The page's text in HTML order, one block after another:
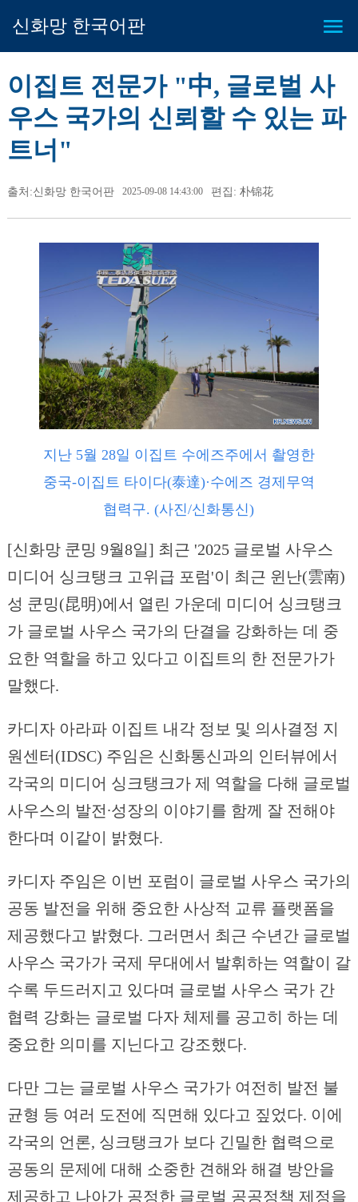
신화망 한국어판
이집트 전문가 "中, 글로벌 사
우스 국가의 신뢰할 수 있는 파
트너"
출처:신화망 한국어판 2025-09-08 14:43:00 편집: 朴锦花
지난 5월 28일 이집트 수에즈주에서 촬영한
중국-이집트 타이다(泰達)·수에즈 경제무역
협력구. (사진/신화통신)
[신화망 쿤밍 9월8일] 최근 '2025 글로벌 사우스
미디어 싱크탱크 고위급 포럼'이 최근 윈난(雲南)
성 쿤밍(昆明)에서 열린 가운데 미디어 싱크탱크
가 글로벌 사우스 국가의 단결을 강화하는 데 중
요한 역할을 하고 있다고 이집트의 한 전문가가
말했다.
카디자 아라파 이집트 내각 정보 및 의사결정 지
원센터(IDSC) 주임은 신화통신과의 인터뷰에서
각국의 미디어 싱크탱크가 제 역할을 다해 글로벌
사우스의 발전∙성장의 이야기를 함께 잘 전해야
한다며 이같이 밝혔다.
카디자 주임은 이번 포럼이 글로벌 사우스 국가의
공동 발전을 위해 중요한 사상적 교류 플랫폼을
제공했다고 밝혔다. 그러면서 최근 수년간 글로벌
사우스 국가가 국제 무대에서 발휘하는 역할이 갈
수록 두드러지고 있다며 글로벌 사우스 국가 간
협력 강화는 글로벌 다자 체제를 공고히 하는 데
중요한 의미를 지닌다고 강조했다.
다만 그는 글로벌 사우스 국가가 여전히 발전 불
균형 등 여러 도전에 직면해 있다고 짚었다. 이에
각국의 언론, 싱크탱크가 보다 긴밀한 협력으로
공동의 문제에 대해 소중한 견해와 해결 방안을
제공하고 나아가 공정한 글로벌 공공정책 제정을